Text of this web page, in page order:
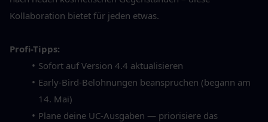
Kollaboration bietet für jeden etwas.
Profi-Tipps:
Sofort auf Version 4.4 aktualisieren
Early-Bird-Belohnungen beanspruchen (begann am
14. Mai)
Plane deine UC-Ausgaben — priorisiere das